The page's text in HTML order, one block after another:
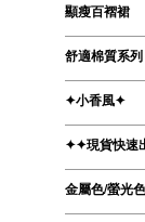
顯瘦百褶裙
舒適棉質系列
✦小香風✦
✦✦現貨快速
金屬色/螢光